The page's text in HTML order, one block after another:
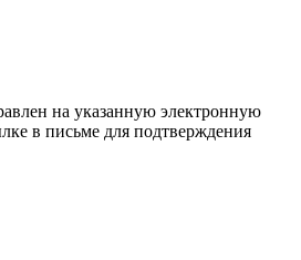
на указанную электронную
в письме для подтверждения